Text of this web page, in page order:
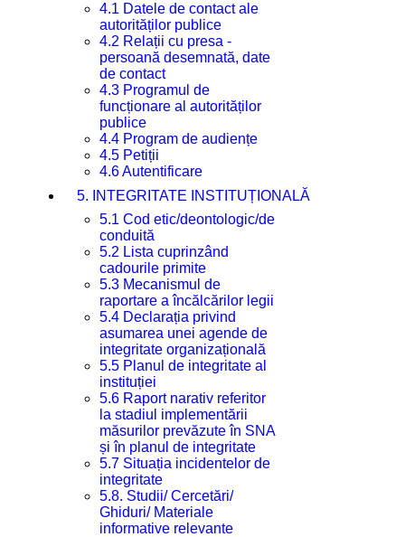
4.1 Datele de contact ale
autorităților publice
4.2 Relații cu presa -
persoană desemnată, date
de contact
4.3 Programul de
funcționare al autorităților
publice
4.4 Program de audiențe
4.5 Petiții
4.6 Autentificare
5. INTEGRITATE INSTITUȚIONALĂ
5.1 Cod etic/deontologic/de
conduită
5.2 Lista cuprinzând
cadourile primite
5.3 Mecanismul de
raportare a încălcărilor legii
5.4 Declarația privind
asumarea unei agende de
integritate organizațională
5.5 Planul de integritate al
instituției
5.6 Raport narativ referitor
la stadiul implementării
măsurilor prevăzute în SNA
și în planul de integritate
5.7 Situația incidentelor de
integritate
5.8. Studii/ Cercetări/
Ghiduri/ Materiale
informative relevante